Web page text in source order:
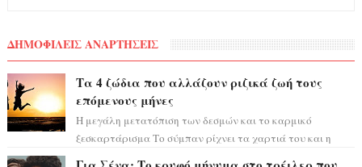
ΔΗΜΟΦΙΛΕΙΣ ΑΝΑΡΤΗΣΕΙΣ
Τα 4 ζώδια που αλλάζουν ριζικά ζωή τους
επόμενους μήνες
Η μεγάλη μετατόπιση των δεσμών και το καρμικό
ξεσκαρτάρισμα Το σύμπαν ρίχνει τα χαρτιά του και η